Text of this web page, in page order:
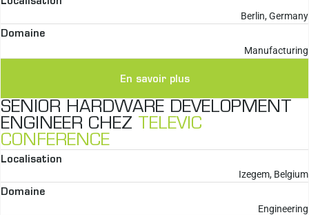
Berlin, Germany
Domaine
Manufacturing
En savoir plus
SENIOR HARDWARE DEVELOPMENT
ENGINEER CHEZ TELEVIC
CONFERENCE
Localisation
Izegem, Belgium
Domaine
Engineering